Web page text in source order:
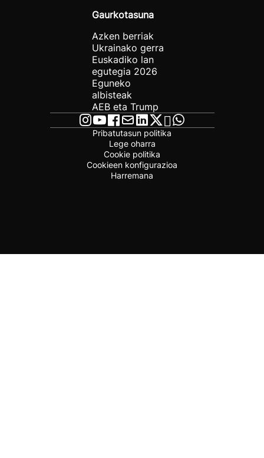
Gaurkotasuna
Azken berriak
Ukrainako gerra
Euskadiko lan
egutegia 2026
Eguneko
albisteak
AEB eta Trump
Pribatutasun politika
Lege oharra
Cookie politika
Cookieen konfigurazioa
Harremana